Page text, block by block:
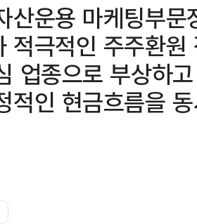
산운용 마케팅부
적극적인 주주환
업종으로 부상하
적인 현금흐름을